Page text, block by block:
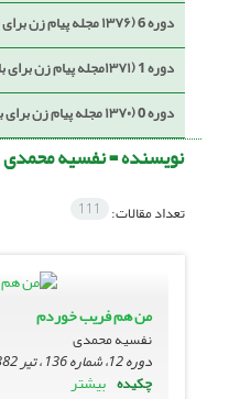
دوره 6 (۱۳۷۶ مجله پیام زن برای بانوان)
دوره 1 (۱۳۷۱مجله پیام زن برای بانوان)
دوره 0 (۱۳۷۰ مجله پیام زن برای بانوان)
نویسنده =نفسیه محمدی
تعداد مقالات: 111
من هم فریب خوردم
نفسیه محمدی
دوره 12، شماره 136 ، تیر 1382
چکیده بیشتر